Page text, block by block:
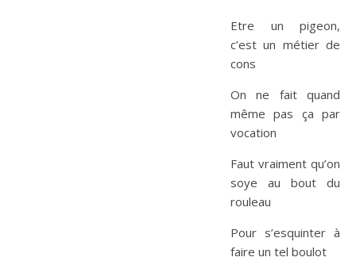
Etre un pigeon,
c’est un métier de
cons
On ne fait quand
même pas ça par
vocation
Faut vraiment qu’on
soye au bout du
rouleau
Pour s’esquinter à
faire un tel boulot